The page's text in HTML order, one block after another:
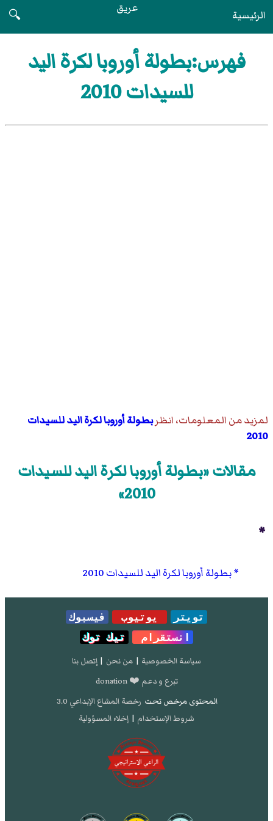
الرئيسية عريق
🔍
فهرس:بطولة أوروبا لكرة اليد
للسيدات 2010
لمزيد من المعلومات، انظربطولة أوروبا لكرة اليد للسيدات
2010
مقالات «بطولة أوروبا لكرة اليد للسيدات
2010»
*
بطولة أوروبا لكرة اليد للسيدات 2010
تويتر يوتيوب
فيسبوك
انستقرام
تيك توك
سياسة الخصوصية | من نحن | إتصل بنا
تبرع و دعم ❤️ donation
المحتوى مرخص تحت رخصة المشاع الإبداعي 3.0
شروط الإستخدام | إخلاء المسؤولية